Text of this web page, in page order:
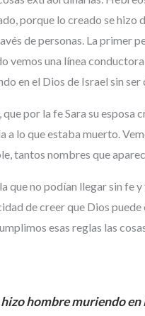
porque lo creado se
de personas. La primer
una línea
en el Dios de Israel sin ser
por la fe Sara su esposa
lo que estaba muerto.
tantos nombres que
que no podían llegar sin
de creer que Dios
esas reglas las
hombre muriendo